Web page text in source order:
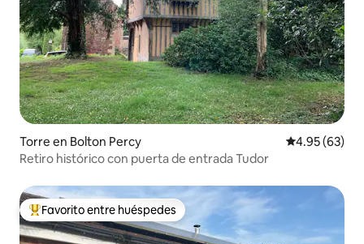
Torre en Bolton Percy Calificación
4.95 (63)
Retiro histórico con puerta de entrada Tudor
Favorito entre huéspedes preferido
Favorito entre huéspedes